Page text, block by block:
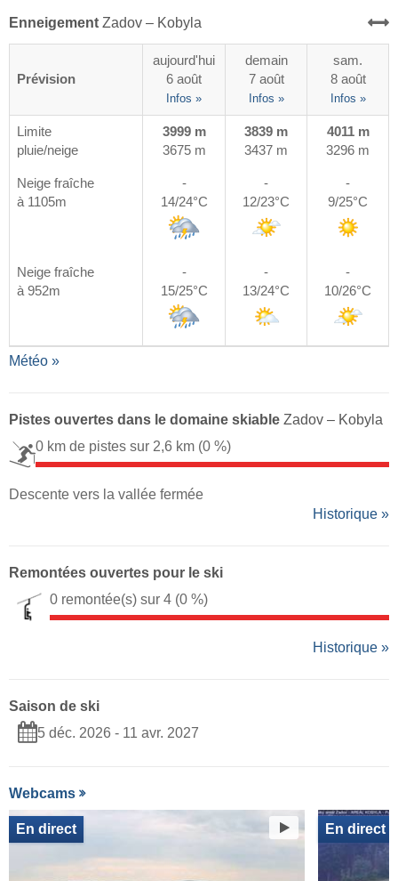
Enneigement Zadov – Kobyla
Prévision
aujourd'hui
6 août
Infos »
demain
7 août
Infos »
sam.
8 août
Infos »
Limite
pluie/neige
3999 m
3675 m
3839 m
3437 m
4011 m
3296 m
Neige fraîche
à 1105m
-
14/24°C
-
12/23°C
-
9/25°C
Neige fraîche
à 952m
-
15/25°C
-
13/24°C
-
10/26°C
Météo »
Pistes ouvertes dans le domaine skiable Zadov – Kobyla
0 km de pistes sur 2,6 km (0 %)
Descente vers la vallée fermée
Historique »
Remontées ouvertes pour le ski
0 remontée(s) sur 4 (0 %)
Historique »
Saison de ski
5 déc. 2026 - 11 avr. 2027
Webcams
En direct En direct